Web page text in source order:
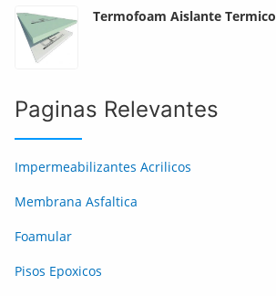
Termofoam Aislante Termico
Paginas Relevantes
Impermeabilizantes Acrilicos
Membrana Asfaltica
Foamular
Pisos Epoxicos